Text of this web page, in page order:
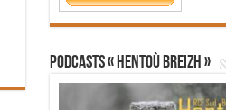
PODCASTS « Hentoù Breizh »